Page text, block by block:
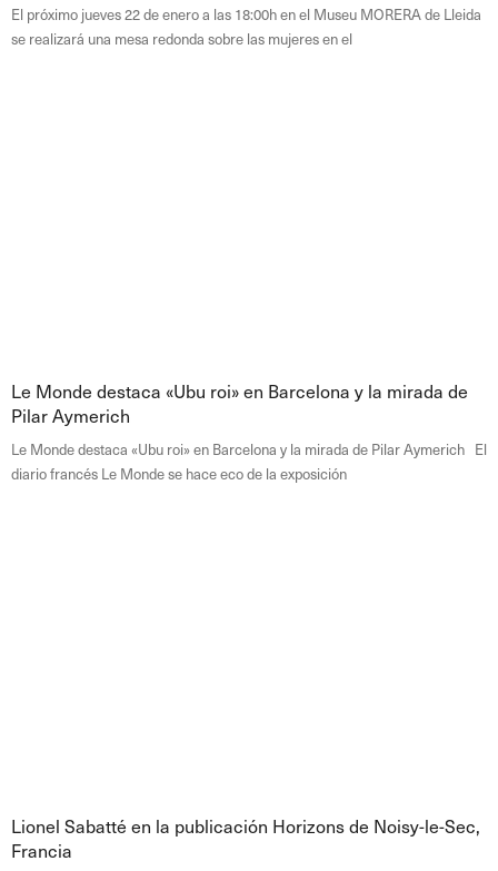
El próximo jueves 22 de enero a las 18:00h en el Museu MORERA de Lleida
se realizará una mesa redonda sobre las mujeres en el
Le Monde destaca «Ubu roi» en Barcelona y la mirada de
Pilar Aymerich
Le Monde destaca «Ubu roi» en Barcelona y la mirada de Pilar Aymerich El
diario francés Le Monde se hace eco de la exposición
Lionel Sabatté en la publicación Horizons de Noisy-le-Sec,
Francia